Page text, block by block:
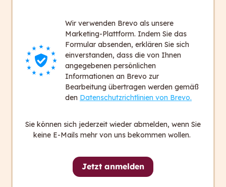
im Bereich der
barrierefreien Information.
Beiträge, die Sie ebenfalls interessieren
Ratgeber
Leichte Sprache
Wir verwenden Brevo als unsere
Marketing-Plattform. Indem Sie das
Formular absenden, erklären Sie sich
einverstanden, dass die von Ihnen
angegebenen persönlichen
Informationen an Brevo zur
Bearbeitung übertragen werden gemäß
den Datenschutzrichtlinien von Brevo.
Sie können sich jederzeit wieder abmelden, wenn Sie
keine E-Mails mehr von uns bekommen wollen.
Jetzt anmelden